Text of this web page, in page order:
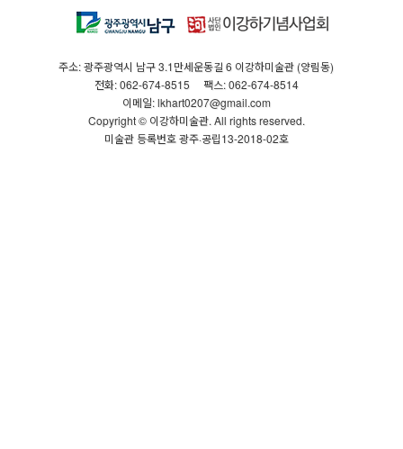
주소: 광주광역시 남구 3.1만세운동길 6 이강하미술관 (양림동)
전화: 062-674-8515
팩스: 062-674-8514
이메일: lkhart0207@gmail.com
Copyright © 이강하미술관. All rights reserved.
미술관 등록번호 광주·공립13-2018-02호